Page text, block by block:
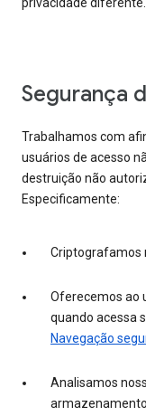
privacidade diferente.
Segurança
Trabalhamos com
usuários de acesso
destruição não
Especificamente:
Criptografamos
Oferecemos ao
quando acessa
Navegação
Analisamos